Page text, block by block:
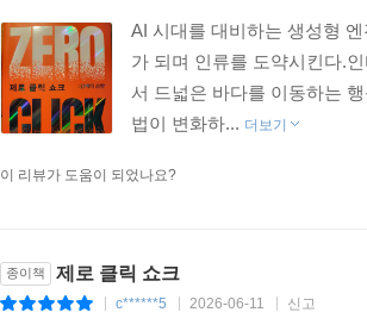
AI 시대를 대비하는 생성형
가 되며 인류를 도약시킨다.
서 드넓은 바다를 이동하는
법이 변화하... 더보기
이 리뷰가 도움이 되었나요?
종이책 제로 클릭 쇼크
c******5 2026-06-11 신고